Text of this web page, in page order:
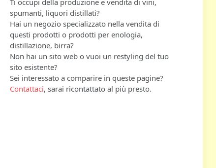
Ti occupi della produzione e vendita di vini,
spumanti, liquori distillati?
Hai un negozio specializzato nella vendita di
questi prodotti o prodotti per enologia,
distillazione, birra?
Non hai un sito web o vuoi un restyling del tuo
sito esistente?
Sei interessato a comparire in queste pagine?
Contattaci, sarai ricontattato al più presto.